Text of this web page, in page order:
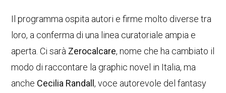
Il programma ospita autori e firme molto diverse tra
loro, a conferma di una linea curatoriale ampia e
aperta. Ci sarà Zerocalcare, nome che ha cambiato il
modo di raccontare la graphic novel in Italia, ma
anche Cecilia Randall, voce autorevole del fantasy